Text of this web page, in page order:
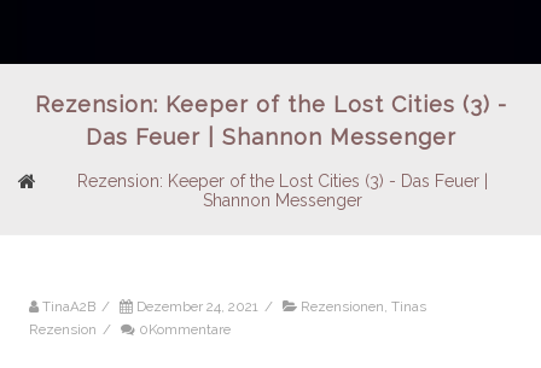
Rezension: Keeper of the Lost Cities (3) -
Das Feuer | Shannon Messenger
Rezension: Keeper of the Lost Cities (3) - Das Feuer |
Shannon Messenger
TinaA2B / Dezember 24, 2021 / Rezensionen, Tinas
Rezension / 0Kommentare